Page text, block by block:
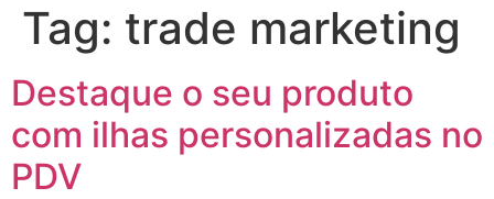
Tag: trade marketing
Destaque o seu produto
com ilhas personalizadas no
PDV